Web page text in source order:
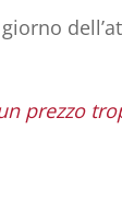
prezzo